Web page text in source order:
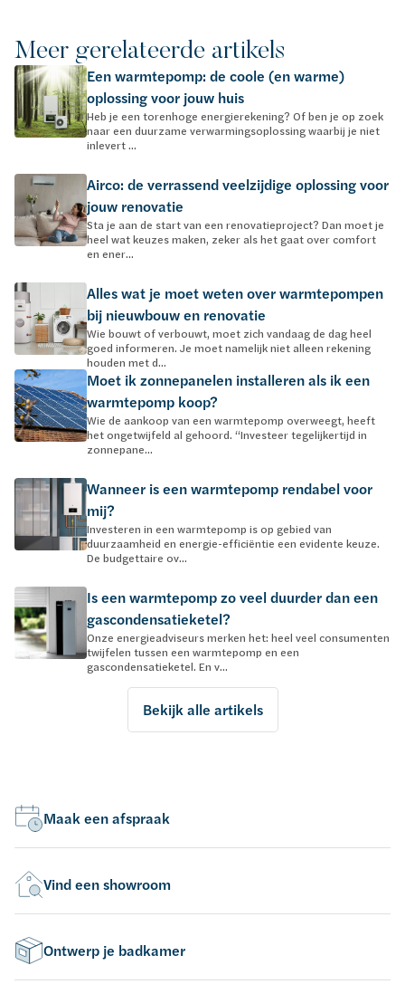
Meer gerelateerde artikels
Een warmtepomp: de coole (en warme)
oplossing voor jouw huis
Heb je een torenhoge energierekening? Of ben je op zoek
naar een duurzame verwarmingsoplossing waarbij je niet
inlevert ...
Airco: de verrassend veelzijdige oplossing voor
jouw renovatie
Sta je aan de start van een renovatieproject? Dan moet je
heel wat keuzes maken, zeker als het gaat over comfort
en ener...
Alles wat je moet weten over warmtepompen
bij nieuwbouw en renovatie
Wie bouwt of verbouwt, moet zich vandaag de dag heel
goed informeren. Je moet namelijk niet alleen rekening
houden met d...
Moet ik zonnepanelen installeren als ik een
warmtepomp koop?
Wie de aankoop van een warmtepomp overweegt, heeft
het ongetwijfeld al gehoord. “Investeer tegelijkertijd in
zonnepane...
Wanneer is een warmtepomp rendabel voor
mij?
Investeren in een warmtepomp is op gebied van
duurzaamheid en energie-efficiëntie een evidente keuze.
De budgettaire ov...
Is een warmtepomp zo veel duurder dan een
gascondensatieketel?
Onze energieadviseurs merken het: heel veel consumenten
twijfelen tussen een warmtepomp en een
gascondensatieketel. En v...
Bekijk alle artikels
Maak een afspraak
Vind een showroom
Ontwerp je badkamer